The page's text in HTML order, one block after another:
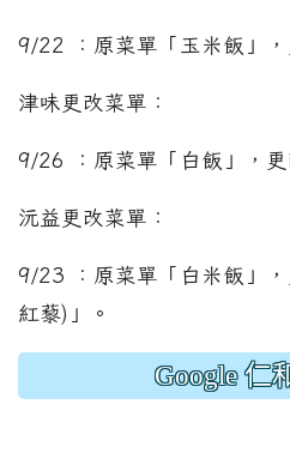
9/22 ：原菜單「玉米飯」，
津味更改菜單：
9/26 ：原菜單「白飯」，更
沅益更改菜單：
9/23 ：原菜單「白米飯」，
紅藜)」。
Google 仁